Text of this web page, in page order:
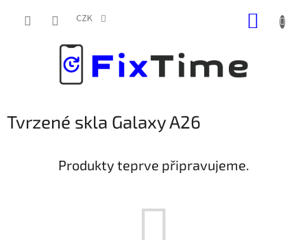
CZK
Tvrzené skla Galaxy A26
Produkty teprve připravujeme.